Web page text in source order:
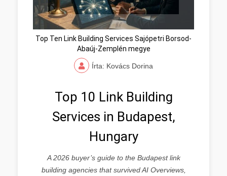
Top Ten Link Building Services Sajópetri Borsod-
Abaúj-Zemplén megye
Írta: Kovács Dorina
Top 10 Link Building
Services in Budapest,
Hungary
A 2026 buyer’s guide to the Budapest link
building agencies that survived AI Overviews,